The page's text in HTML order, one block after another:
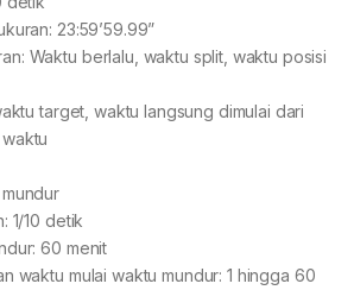
23:59’59.99”
Waktu berlalu, waktu split, waktu posisi
target, waktu langsung dimulai dari
1/10 detik
60 menit
waktu mulai waktu mundur: 1 hingga 60